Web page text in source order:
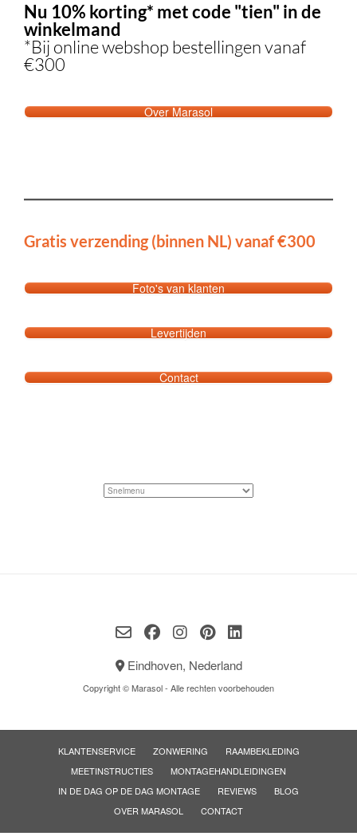
Nu 10% korting* met code "tien" in de
winkelmand
*Bij online webshop bestellingen vanaf
€300
Over Marasol
Gratis verzending (binnen NL) vanaf €300
Foto's van klanten
Levertijden
Contact
Eindhoven, Nederland
Copyright © Marasol - Alle rechten voorbehouden
KLANTENSERVICE ZONWERING
RAAMBEKLEDING
MEETINSTRUCTIES
MONTAGEHANDLEIDINGEN
IN DE DAG OP DE DAG MONTAGE
REVIEWS
BLOG
OVER MARASOL
CONTACT